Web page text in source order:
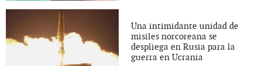
Una intimidante unidad de
misiles norcoreana se
despliega en Rusia para la
guerra en Ucrania